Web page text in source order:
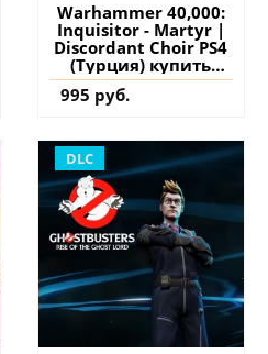
Warhammer 40,000:
Inquisitor - Martyr |
Discordant Choir PS4
(Турция) купить
дополнение на
аккаунт
995 руб.
DLC